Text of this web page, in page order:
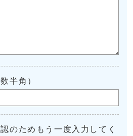
半角）
のためもう一度入力してく